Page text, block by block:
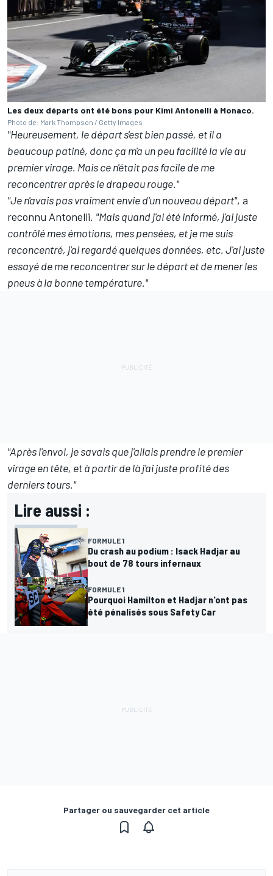
Les deux départs ont été bons pour Kimi Antonelli à Monaco.
Photo de: Mark Thompson / Getty Images
"Heureusement, le départ s'est bien passé, et il a
beaucoup patiné, donc ça m'a un peu facilité la vie au
premier virage. Mais ce n'était pas facile de me
reconcentrer après le drapeau rouge."
"Je n'avais pas vraiment envie d'un nouveau départ", a
reconnu Antonelli. "Mais quand j'ai été informé, j'ai juste
contrôlé mes émotions, mes pensées, et je me suis
reconcentré, j'ai regardé quelques données, etc. J'ai juste
essayé de me reconcentrer sur le départ et de mener les
pneus à la bonne température."
"Après l'envol, je savais que j'allais prendre le premier
virage en tête, et à partir de là j'ai juste profité des
derniers tours."
Lire aussi :
FORMULE 1
Du crash au podium : Isack Hadjar au
bout de 78 tours infernaux
FORMULE 1
Pourquoi Hamilton et Hadjar n'ont pas
été pénalisés sous Safety Car
Partager ou sauvegarder cet article